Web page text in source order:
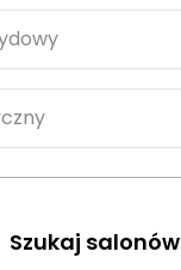
Szukaj salonów